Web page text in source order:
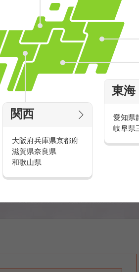
東海
愛知県
岐阜県
関西
大阪府兵庫県京都府
滋賀県奈良県
和歌山県
電量販店の派遣・バイト求人
電量販店で働くメリットをご紹介！